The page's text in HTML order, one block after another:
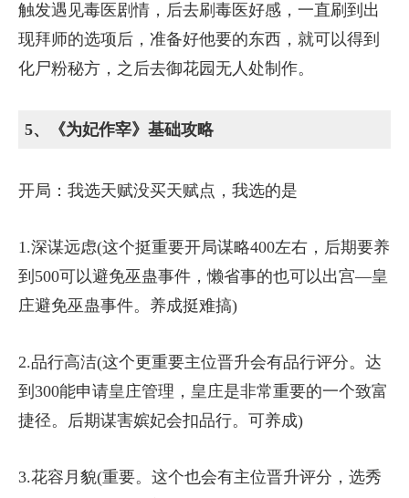
触发遇见毒医剧情，后去刷毒医好感，一直刷到出
现拜师的选项后，准备好他要的东西，就可以得到
化尸粉秘方，之后去御花园无人处制作。
5、《为妃作宰》基础攻略
开局：我选天赋没买天赋点，我选的是
1.深谋远虑(这个挺重要开局谋略400左右，后期要养
到500可以避免巫蛊事件，懒省事的也可以出宫—皇
庄避免巫蛊事件。养成挺难搞)
2.品行高洁(这个更重要主位晋升会有品行评分。达
到300能申请皇庄管理，皇庄是非常重要的一个致富
捷径。后期谋害嫔妃会扣品行。可养成)
3.花容月貌(重要。这个也会有主位晋升评分，选秀